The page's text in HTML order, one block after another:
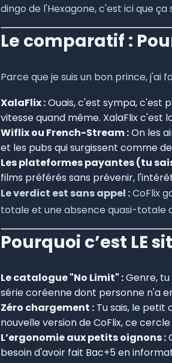
dingo de l'Hexagone, c'est ici que ça
Le comparatif :
Parce que je suis un bon prince, j'ai
XalaFlix :Ouais, c'est sympa, c'est
vitesse quand même. XalaFlix c'est
Wiflix ou French-Stream :On les
et les pubs qui surgissent comme
Les plateformes payantes (tu
films préférés sans prévenir,
Le verdict est sans appel :CoFlix
totale et une absence quasi-totale
Pourquoi c’est LE
Le catalogue "No Limit" :Genre, tu
série coréenne dont personne n'a
Zéro chargement : Tu sais, le petit
nouvelle version de CoFlix, ce
L’ergonomie aux petits oignons :
besoin d'avoir fait Bac+5 en